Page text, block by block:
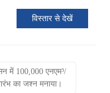
विस्तार से देखें